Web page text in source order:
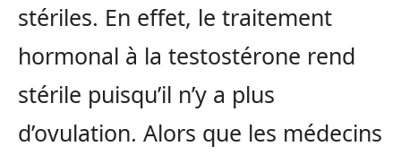
stériles. En effet, le traitement
hormonal à la testostérone rend
stérile puisqu’il n’y a plus
d’ovulation. Alors que les médecins